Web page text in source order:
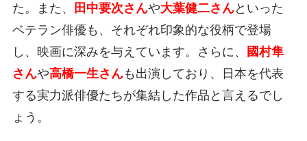
た。また、
田中要次さんや大葉健二さんといった
ベテラン俳優も、それぞれ印象的な役柄で登場
し、映画に深みを与えています。さらに、
國村隼
さんや高橋一生さんも出演しており、日本を代表
する実力派俳優たちが集結した作品と言えるでし
ょう。